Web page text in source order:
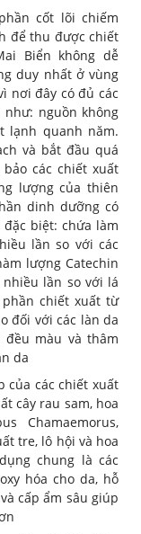
cốt lõi chiếm
để thu được chiết
Biển không dễ
duy nhất ở vùng
nơi đây có đủ các
nguồn không
lạnh quanh năm.
và bắt đầu quá
các chiết xuất
lượng của thiên
dinh dưỡng có
biệt: chứa làm
lần so với các
lượng Catechin
nhiều lần so với lá
chiết xuất từ
đối với các làn da
đều màu và thâm
da
của các chiết xuất
cây rau sam, hoa
Chamaemorus,
tre, lô hội và hoa
chung là các
hóa cho da, hỗ
cấp ẩm sâu giúp